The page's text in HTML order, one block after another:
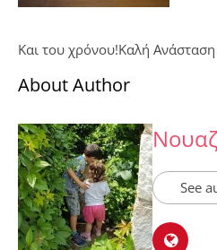
Και του χρόνου!Καλή
About Author
See